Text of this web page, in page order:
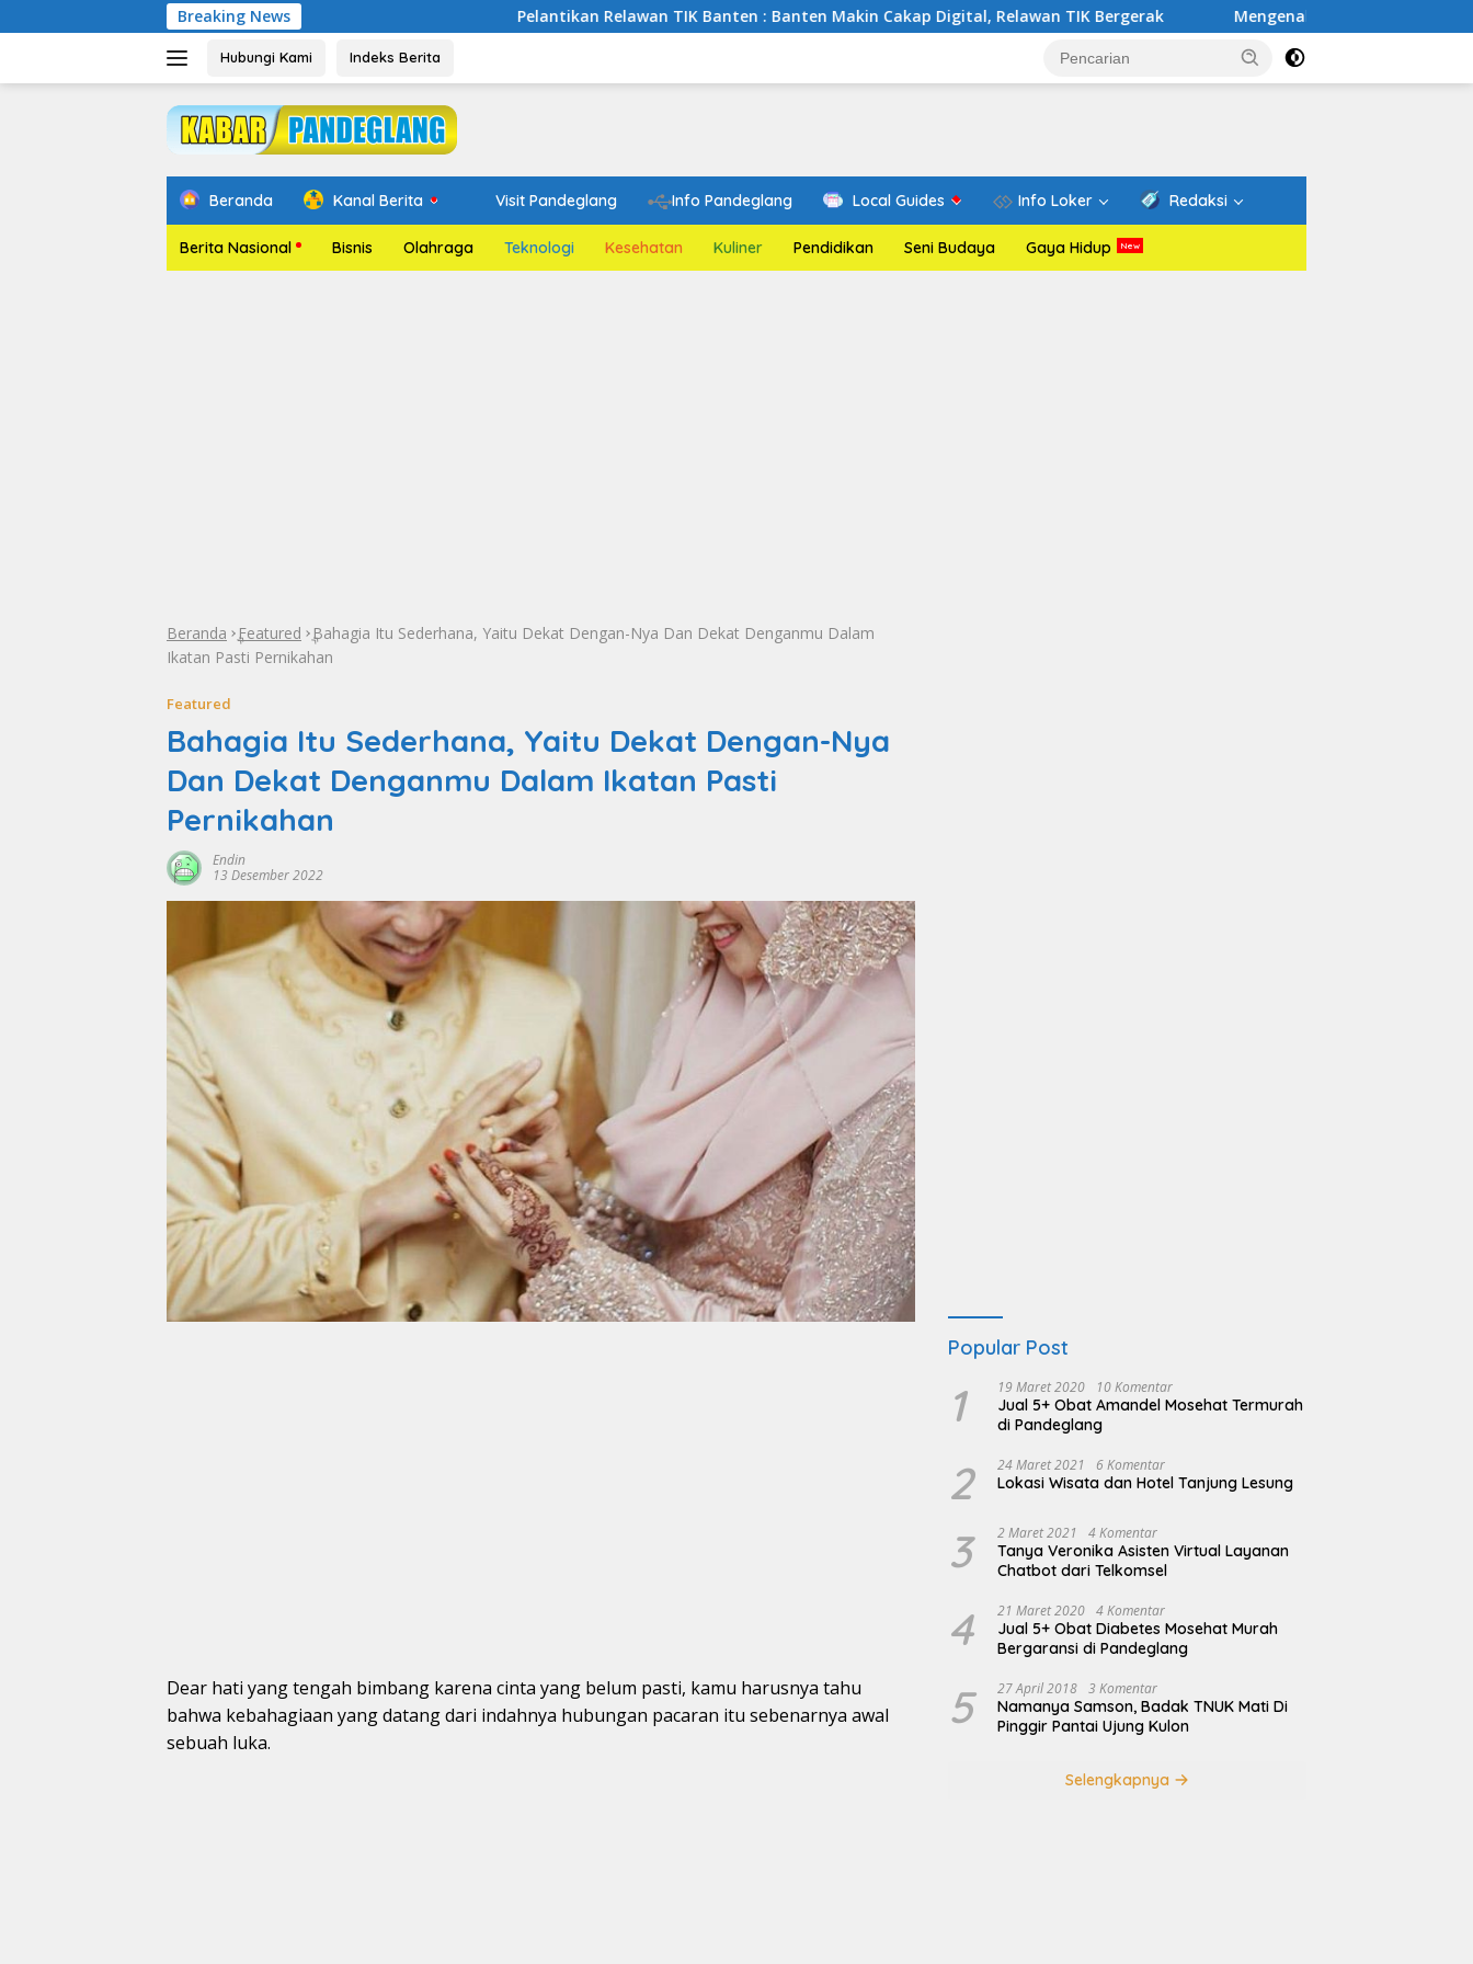
ke
Breaking News Pelantikan Relawan TIK Banten : Banten Makin Cakap Digital, Relawan TIK Bergerak Mengenal Website Resmi PAFI: Wadah
Hubungi Kami Indeks Berita
Beranda Kanal Berita Visit Pandeglang Info Pandeglang Local Guides Info Loker Redaksi
Berita Nasional Bisnis Olahraga Teknologi Kesehatan Kuliner Pendidikan Seni Budaya Gaya Hidup
Beranda »Featured »Bahagia Itu Sederhana, Yaitu Dekat Dengan-Nya Dan Dekat Denganmu Dalam
Ikatan Pasti Pernikahan
Featured
Bahagia Itu Sederhana, Yaitu Dekat Dengan-Nya
Dan Dekat Denganmu Dalam Ikatan Pasti
Pernikahan
Endin
13 Desember 2022
Dear hati yang tengah bimbang karena cinta yang belum pasti, kamu harusnya tahu
bahwa kebahagiaan yang datang dari indahnya hubungan pacaran itu sebenarnya awal
sebuah luka.
Popular Post
1 19 Maret 2020 10 Komentar
Jual 5+ Obat Amandel Mosehat Termurah
di Pandeglang
2 24 Maret 2021 6 Komentar
Lokasi Wisata dan Hotel Tanjung Lesung
3 2 Maret 2021 4 Komentar
Tanya Veronika Asisten Virtual Layanan
Chatbot dari Telkomsel
4 21 Maret 2020 4 Komentar
Jual 5+ Obat Diabetes Mosehat Murah
Bergaransi di Pandeglang
5 27 April 2018 3 Komentar
Namanya Samson, Badak TNUK Mati Di
Pinggir Pantai Ujung Kulon
Selengkapnya